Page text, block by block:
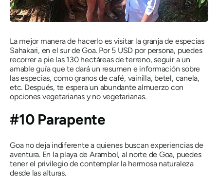
La mejor manera de hacerlo es visitar la granja de especias
Sahakari, en el sur de Goa. Por 5 USD por persona, puedes
recorrer a pie las 130 hectáreas de terreno, seguir a un
amable guía que te dará un resumen e información sobre
las especias, como granos de café, vainilla, betel, canela,
etc. Después, te espera un abundante almuerzo con
opciones vegetarianas y no vegetarianas.
#10 Parapente
Goa no deja indiferente a quienes buscan experiencias de
aventura. En la playa de Arambol, al norte de Goa, puedes
tener el privilegio de contemplar la hermosa naturaleza
desde las alturas.